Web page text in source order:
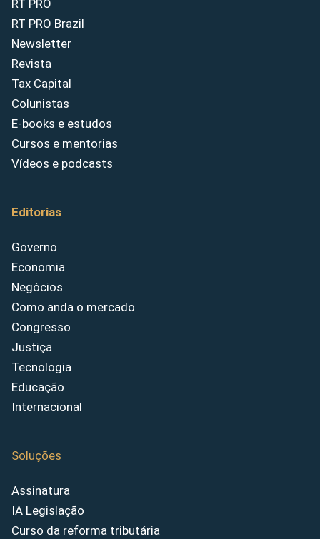
RT PRO
RT PRO Brazil
Newsletter
Revista
Tax Capital
Colunistas
E-books e estudos
Cursos e mentorias
Vídeos e podcasts
Editorias
Governo
Economia
Negócios
Como anda o mercado
Congresso
Justiça
Tecnologia
Educação
Internacional
Soluções
Assinatura
IA Legislação
Curso da reforma tributária